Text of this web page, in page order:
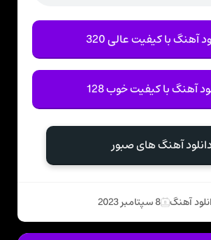
آهنگ با کیفیت عالی 320
آهنگ با کیفیت خوب 128
آهنگ های صبور
آهنگ 8 سپتامبر 2023